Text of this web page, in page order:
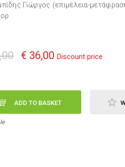
Γιώργος (επιμέλεια-
€ 36,00 Discount price
ADD TO BASKET